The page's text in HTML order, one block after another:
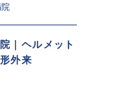
｜ヘルメット
外来